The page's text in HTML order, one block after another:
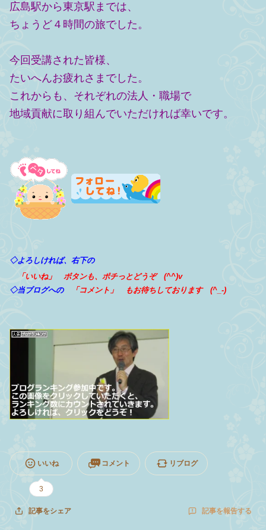
広島駅から東京駅までは、
ちょうど４時間の旅でした。
今回受講された皆様、
たいへんお疲れさまでした。
これからも、それぞれの法人・職場で
地域貢献に取り組んでいただければ幸いです。
◇よろしければ、右下の
「いいね」 ボタンも、ポチっとどうぞ (^^)v
◇当ブログへの「コメント」 もお待ちしております (^_-)
いいね
3
コメント リブログ
記事をシェア 記事を報告する